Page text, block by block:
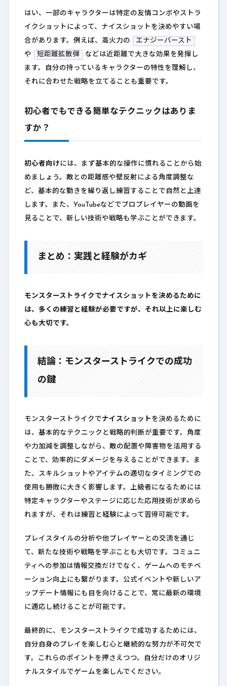
はい、一部のキャラクターは特定の友情コンボやストラ
イクショットによって、ナイスショットを決めやすい場
合があります。例えば、高火力の エナジーバースト
や 短距離拡散弾 などは近距離で大きな効果を発揮し
ます。自分の持っているキャラクターの特性を理解し、
それに合わせた戦略を立てることも重要です。
初心者でもできる簡単なテクニックはありま
すか？
初心者向けには、まず基本的な操作に慣れることから始
めましょう。敵との距離感や壁反射による角度調整な
ど、基本的な動きを繰り返し練習することで自然と上達
します。また、YouTubeなどでプロプレイヤーの動画を
見ることで、新しい技術や戦略も学ぶことができます。
まとめ：実践と経験がカギ
モンスターストライクでナイスショットを決めるために
は、多くの練習と経験が必要ですが、それ以上に楽しむ
心も大切です。
結論：モンスターストライクでの成功
の鍵
モンスターストライクでナイスショット を決めるために
は、基本的なテクニックと戦略的判断が重要です。角度
や力加減を調整しながら、敵の配置や障害物を活用する
ことで、効率的にダメージを与えることができます。ま
た、スキルショットやアイテムの適切なタイミングでの
使用も勝敗に大きく影響します。上級者になるためには
特定キャラクターやステージに応じた応用技術が求めら
れますが、それは練習と経験によって習得可能です。
プレイスタイルの分析や他プレイヤーとの交流を通じ
て、新たな技術や戦略を学ぶことも大切です。コミュニ
ティへの参加は情報交換だけでなく、ゲームへのモチベ
ーション向上にも繋がります。公式イベントや新しいア
ップデート情報にも目を向けることで、常に最新の環境
に適応し続けることが可能です。
最終的に、モンスターストライクで成功するためには、
自分自身のプレイを楽しむ心と継続的な努力が不可欠で
す。これらのポイントを押さえつつ、自分だけのオリジ
ナルスタイルでゲームを楽しんでください。